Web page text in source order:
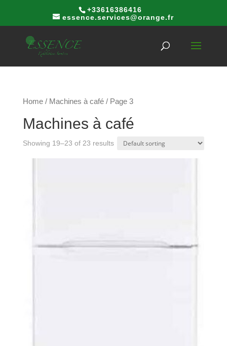
+33616386416
essence.services@orange.fr
Home/ Machines à café/ Page 3
Machines à café
Showing 19–23 of 23 results